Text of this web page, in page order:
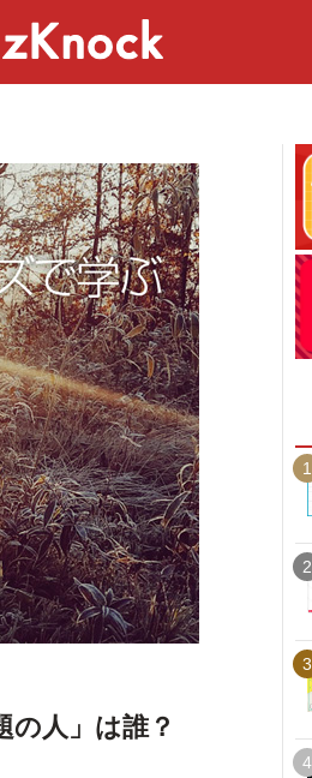
の人」は誰？
1
2
3
4